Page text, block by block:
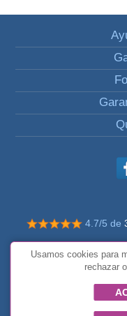
4.7/5 de
© Todos los
Usamos cookies para
rechazar o